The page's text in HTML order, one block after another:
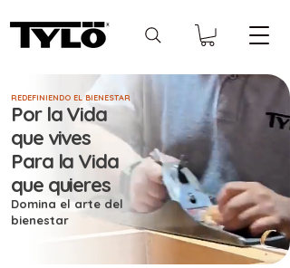
REDEFINIENDO EL BIENESTAR
Por la Vida
que vives
Para la Vida
que quieres
Domina el arte del
bienestar